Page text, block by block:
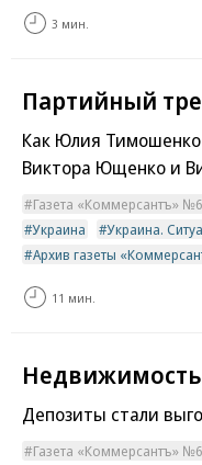
3 мин.
Партийный
Как Юлия
Виктора Ющенко и
Газета «Коммерсантъ»
Украина
Украина.
Архив газеты
11 мин.
Недвижимость
Депозиты стали
Газета «Коммерсантъ»